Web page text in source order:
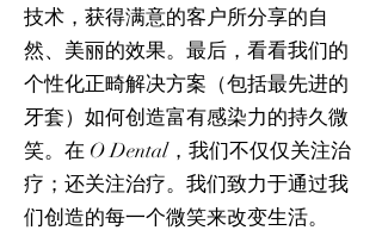
技术，获得满意的客户所分享的自
然、美丽的效果。最后，看看我们的
个性化正畸解决方案（包括最先进的
牙套）如何创造富有感染力的持久微
笑。在 O Dental，我们不仅仅关注治
疗；还关注治疗。我们致力于通过我
们创造的每一个微笑来改变生活。